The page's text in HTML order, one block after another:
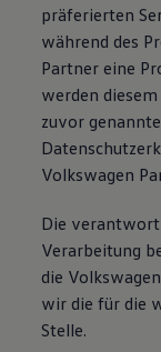
präferierten
während des
Partner eine
werden
zuvor
Volkswagen
Die
Verarbeitung
die
wir die für die
Stelle.